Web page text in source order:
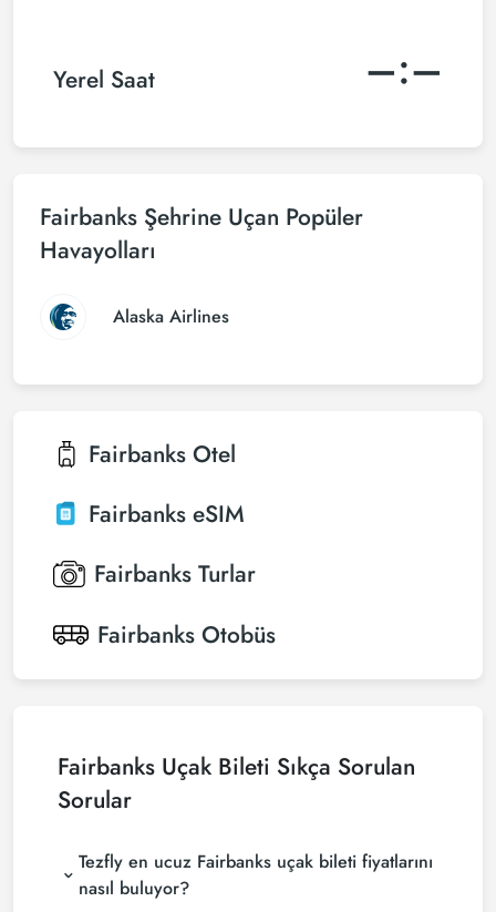
Yerel Saat –:–
Fairbanks Şehrine Uçan Popüler
Havayolları
Alaska Airlines
Fairbanks Otel
Fairbanks eSIM
Fairbanks Turlar
Fairbanks Otobüs
Fairbanks Uçak Bileti Sıkça Sorulan
Sorular
Tezfly en ucuz Fairbanks uçak bileti fiyatlarını
nasıl buluyor?